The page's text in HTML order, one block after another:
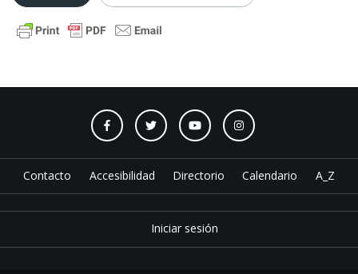
Contacto Accesibilidad Directorio Calendario A_Z
Iniciar sesión